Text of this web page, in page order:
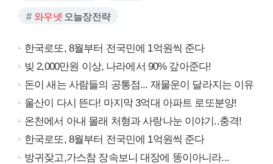
와우넷 오늘장전략
한국로또, 8월부터 전국민에 1억원씩 준다
빚 2,000만원 이상, 나라에서 90% 갚아준다!
돈이 새는 사람들의 공통점... 재물운이 달라지는 이유
울산이 다시 뜬다! 마지막 3억대 아파트 로또분양!
온천에서 아내 몰래 처형과 사랑나눈 이야기..충격!
한국로또, 8월부터 전국민에 1억원씩 준다
방귀잦고,가스참 장속보니 대장에 똥이아니라...